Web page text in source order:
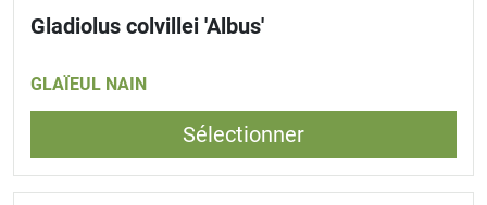
Gladiolus colvillei 'Albus'
GLAÏEUL NAIN
Sélectionner